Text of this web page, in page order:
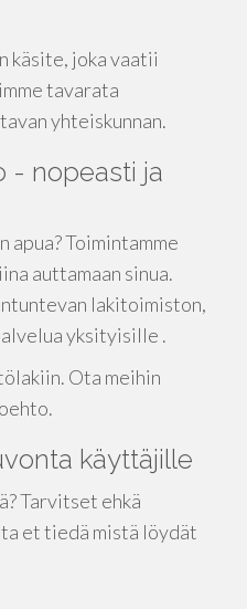
käsite, joka vaatii
tavarata
yhteiskunnan.
- nopeasti ja
apua?Toimintamme
auttamaan sinua.
lakitoimiston,
yksityisille .
Ota meihin
käyttäjille
Tarvitset ehkä
et tiedä mistä löydät